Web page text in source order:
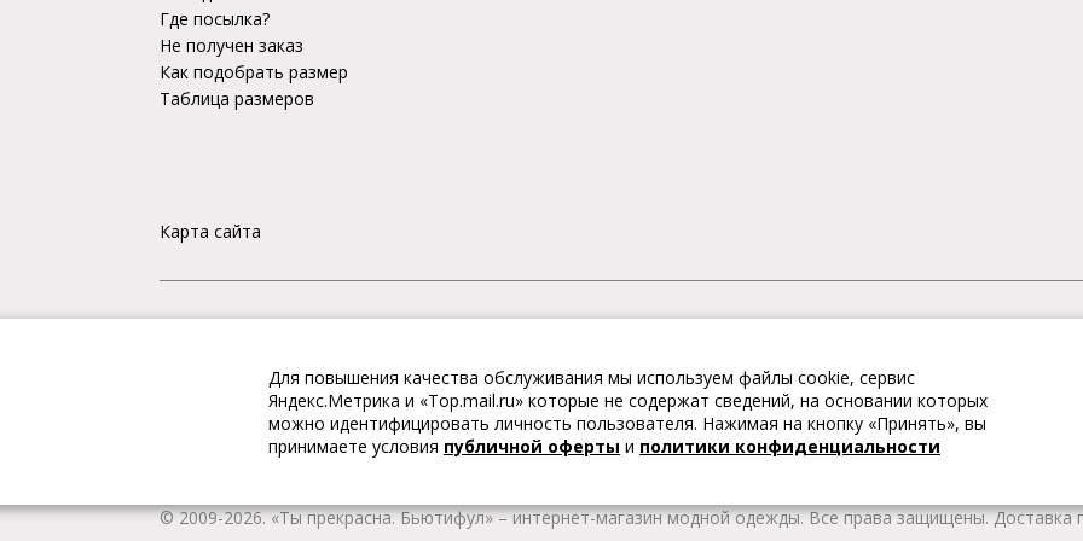
Где посылка?
Не получен заказ
Как подобрать размер
Таблица размеров
Карта сайта
Интернет магазин «Ты прекрасна. Бьютифул» – это коллекции модной женской, мужской, детской одежды и
одежду и обувь, Вы гарантированно получаете качественные товары из Европы по привлекательным
качественную и стильную одежду европейских брендов. В каталоге представлена модная одежда различных
наличии всегда имеется широкий ассортимент удобной женской и мужской обуви на любой сезон. Весь
© 2009-2026. «Ты прекрасна. Бьютифул» – интернет-магазин модной одежды. Все права защищены. Доставка
Для повышения качества обслуживания мы используем файлы cookie, сервис
Яндекс.Метрика и «Top.mail.ru» которые не содержат сведений, на основании которых
можно идентифицировать личность пользователя. Нажимая на кнопку «Принять», вы
принимаете условия публичной оферты и политики конфиденциальности